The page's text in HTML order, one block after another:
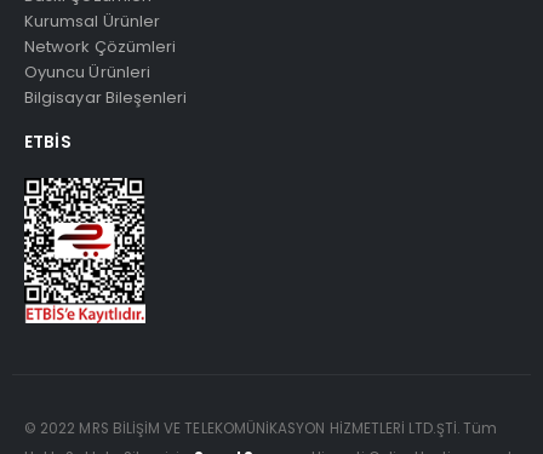
Kurumsal Ürünler
Network Çözümleri
Oyuncu Ürünleri
Bilgisayar Bileşenleri
ETBIS
© 2022 MRS BİLİŞİM VE TELEKOMÜNİKASYON HİZMETLERİ LTD.ŞTİ. Tüm